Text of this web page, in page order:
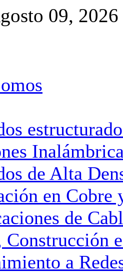
09,
de Alta
en Cobre
de
Construcción
a